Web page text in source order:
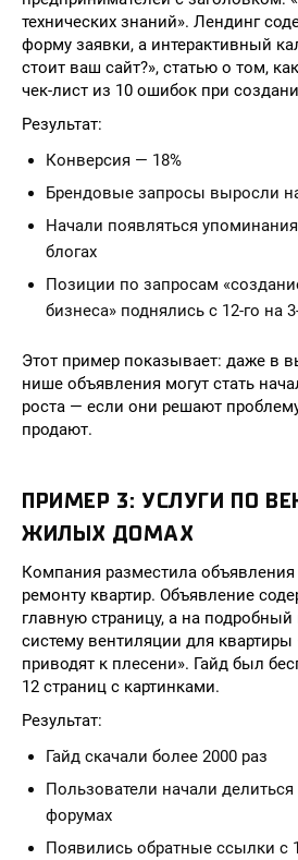
технических знаний». Лендинг
форму заявки, а интерактивный
стоит ваш сайт?», статью о том,
чек-лист из 10 ошибок при
Результат:
Конверсия — 18%
Брендовые запросы выросли
Начали появляться
блогах
Позиции по запросам
бизнеса» поднялись с 12-го на
Этот пример показывает: даже в
нише объявления могут стать
роста — если они решают
продают.
ПРИМЕР 3: УСЛУГИ ПО
ЖИЛЫХ ДОМАХ
Компания разместила
ремонту квартир. Объявление
главную страницу, а на подробный
систему вентиляции для
приводят к плесени». Гайд был
12 страниц с картинками.
Результат:
Гайд скачали более 2000 раз
Пользователи начали
форумах
Появились обратные ссылки с